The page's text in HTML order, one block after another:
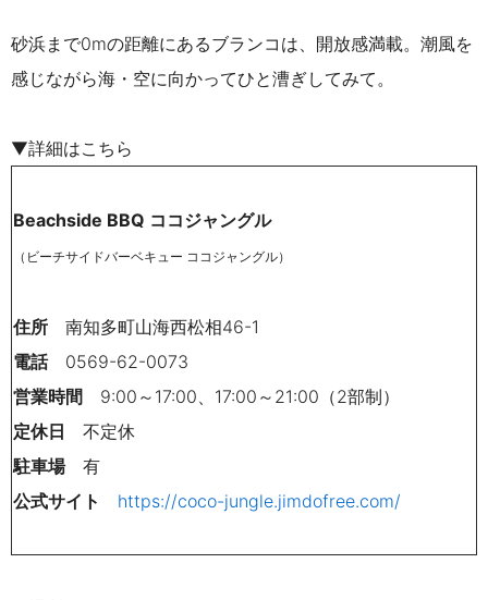
砂浜まで0mの距離にあるブランコは、開放感満載。潮風を
感じながら海・空に向かってひと漕ぎしてみて。
▼詳細はこちら
Beachside BBQ ココジャングル
（ビーチサイドバーベキュー ココジャングル）
住所 南知多町山海西松相46-1
電話0569-62-0073
営業時間 9:00～17:00、17:00～21:00（2部制）
定休日 不定休
駐車場有
公式サイト https://coco-jungle.jimdofree.com/